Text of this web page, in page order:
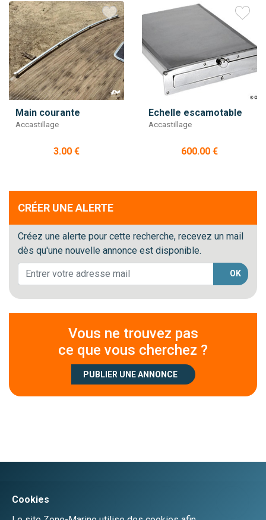
Main courante
Accastillage
3.00 €
Echelle escamotable
Accastillage
600.00 €
Vous ne trouvez pas
ce que vous cherchez ?
PUBLIER UNE ANNONCE
CRÉER UNE ALERTE
Créez une alerte pour cette recherche, recevez un mail
dès qu'une nouvelle annonce est disponible.
OK